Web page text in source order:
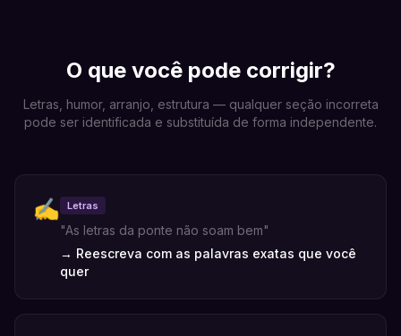
O que você pode corrigir?
Letras, humor, arranjo, estrutura — qualquer seção incorreta
pode ser identificada e substituída de forma independente.
✍️ Letras
"As letras da ponte não soam bem"
→ Reescreva com as palavras exatas que você
quer